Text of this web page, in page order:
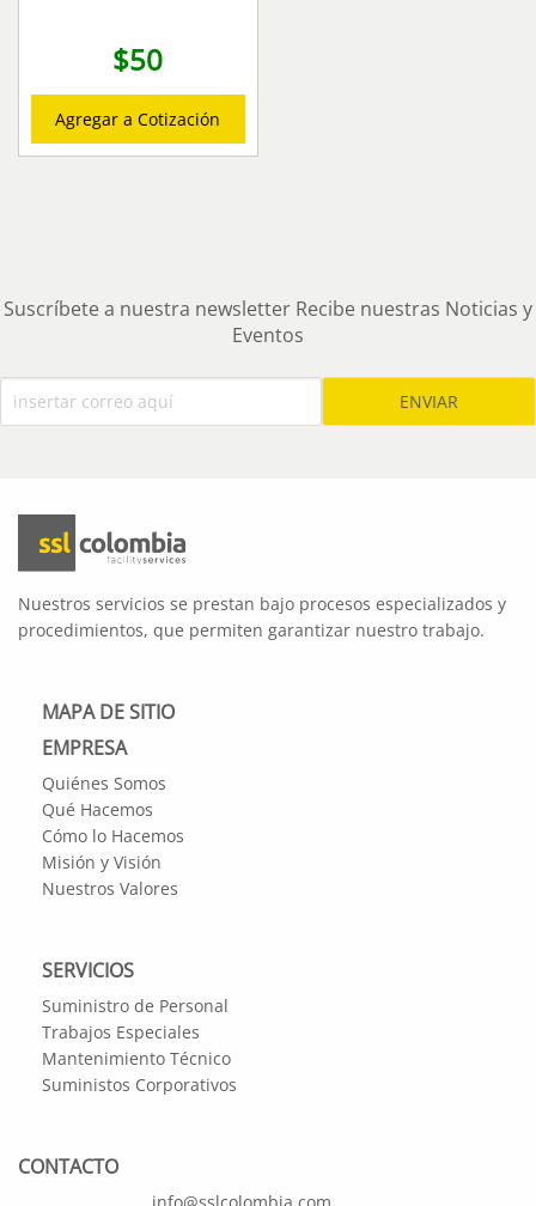
$50
Agregar a Cotización
Suscríbete a nuestra newsletter Recibe nuestras Noticias y
Eventos
Nuestros servicios se prestan bajo procesos especializados y
procedimientos, que permiten garantizar nuestro trabajo.
MAPA DE SITIO
EMPRESA
Quiénes Somos
Qué Hacemos
Cómo lo Hacemos
Misión y Visión
Nuestros Valores
SERVICIOS
Suministro de Personal
Trabajos Especiales
Mantenimiento Técnico
Suministos Corporativos
CONTACTO